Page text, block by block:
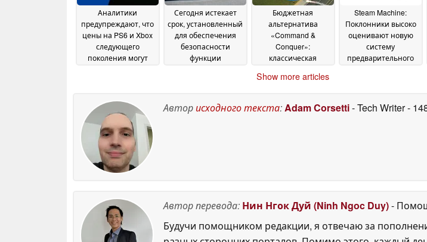
Аналитики
предупреждают, что
цены на PS6 и Xbox
следующего
поколения могут
Сегодня истекает
срок, установленный
для обеспечения
безопасности
функции
June 2026
Бюджетная
альтернатива
«Command &
Conquer»:
классическая
реальном времени
Steam24 June 2026
Steam Machine:
Поклонники высоко
оценивают новую
систему
предварительного
внимания 23 June 2026
Show more articles
Авторисходного текста:Adam Corsetti- Tech Writer-
Автор перевода: Нин Нгок Дуй (Ninh Ngoc Duy)-
Будучи помощником редакции, я отвечаю за